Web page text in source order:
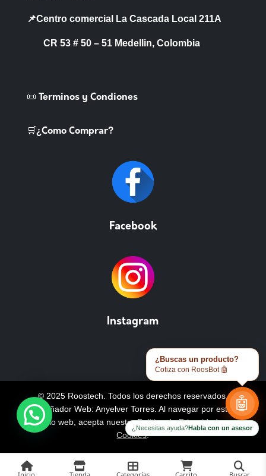
📌Centro comercial La Cascada Local 211A
CR 53 # 50 – 51 Medellin, Colombia
📜 Terminos y Condiones
🛒¿Como Comprar?
Facebook
Instagram
© 2025 Roostech. Todos los derechos reservados.
Diseñador Web: Anyelver Torres. Al navegar por este
sitio web, acepta nuestraPolítica de Privacidad y
Cookies.
¿Buscas un producto?
Cotiza con RoosBot 🤖
🤖
¿Necesitas ayuda?Habla con un asesor